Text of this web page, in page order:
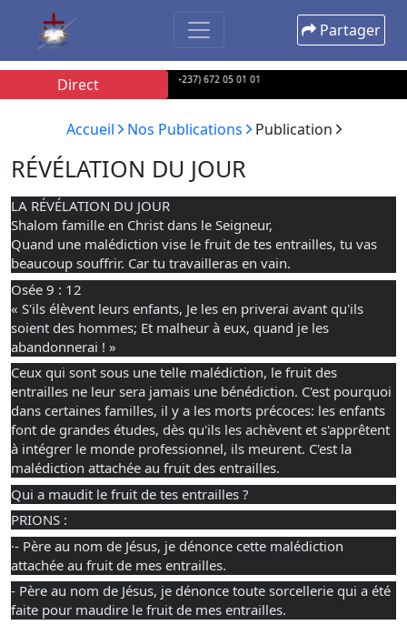
Partager
Direct
par SMS, Appel ou Whatsapp au (+237) 672 05 01 01
Accueil Nos Publications Publication
RÉVÉLATION DU JOUR
LA RÉVÉLATION DU JOUR
Shalom famille en Christ dans le Seigneur,
Quand une malédiction vise le fruit de tes entrailles, tu vas
beaucoup souffrir. Car tu travailleras en vain.
Osée 9 : 12
« S'ils élèvent leurs enfants, Je les en priverai avant qu'ils
soient des hommes; Et malheur à eux, quand je les
abandonnerai ! »
Ceux qui sont sous une telle malédiction, le fruit des
entrailles ne leur sera jamais une bénédiction. C'est pourquoi
dans certaines familles, il y a les morts précoces: les enfants
font de grandes études, dès qu'ils les achèvent et s'apprêtent
à intégrer le monde professionnel, ils meurent. C'est la
malédiction attachée au fruit des entrailles.
Qui a maudit le fruit de tes entrailles ?
PRIONS :
·- Père au nom de Jésus, je dénonce cette malédiction
attachée au fruit de mes entrailles.
- Père au nom de Jésus, je dénonce toute sorcellerie qui a été
faite pour maudire le fruit de mes entrailles.